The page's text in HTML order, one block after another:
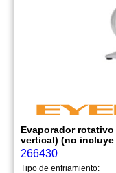
Evaporador rotativo
vertical) (no incluye
266430
Tipo de enfriamiento: